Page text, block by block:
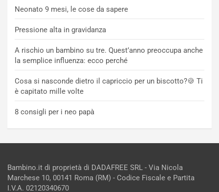
Neonato 9 mesi, le cose da sapere
Pressione alta in gravidanza
A rischio un bambino su tre. Quest’anno preoccupa anche
la semplice influenza: ecco perché
Cosa si nasconde dietro il capriccio per un biscotto?🍪 Ti
è capitato mille volte
8 consigli per i neo papà
Bambino.it di proprietà di DADAFREE SRL - Via Nicola
Marchese 10, 00141 Roma (RM) - Codice Fiscale e Partita
I.V.A. 02120340670